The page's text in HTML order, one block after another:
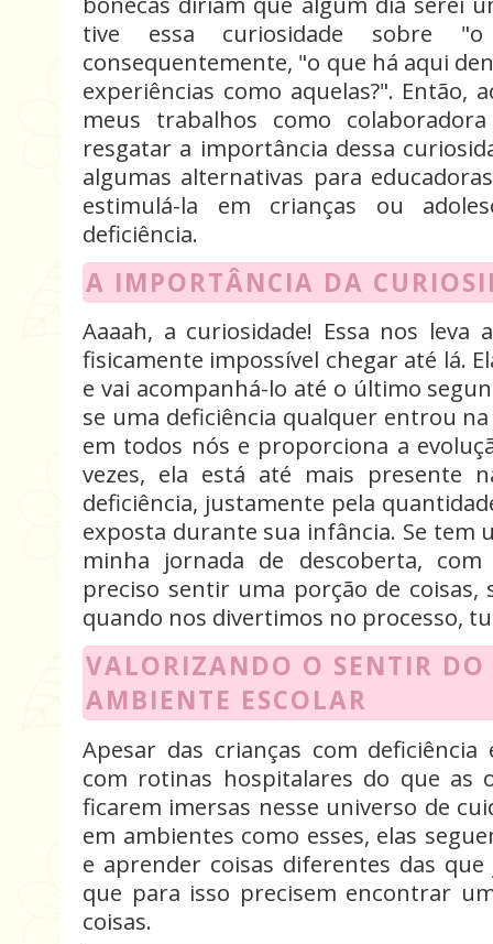
tive essa curiosidade sobre
consequentemente, "o que há aqui
experiências como aquelas?". Então,
meus trabalhos como
resgatar a importância dessa
algumas alternativas para
estimulá-la em crianças ou
deficiência.
A IMPORTÂNCIA DA
Aaaah, a curiosidade! Essa nos
fisicamente impossível chegar até lá.
e vai acompanhá-lo até o último
se uma deficiência qualquer entrou
em todos nós e proporciona a
vezes, ela está até mais presente
deficiência, justamente pela
exposta durante sua infância. Se tem
minha jornada de descoberta,
preciso sentir uma porção de coisas,
quando nos divertimos no processo,
VALORIZANDO O SENTIR
AMBIENTE ESCOLAR
Apesar das crianças com
com rotinas hospitalares do que as
ficarem imersas nesse universo de
em ambientes como esses, elas
e aprender coisas diferentes das
que para isso precisem encontrar
coisas.